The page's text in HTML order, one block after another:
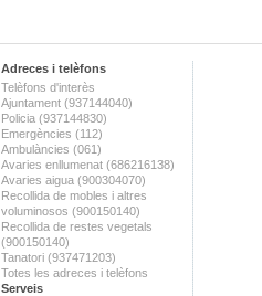
Adreces i telèfons
Telèfons d'interès
Ajuntament (937144040)
Policia (937144830)
Emergències (112)
Ambulàncies (061)
Avaries enllumenat (686216138)
Avaries aigua (900304070)
Recollida de mobles i altres
voluminosos (900150140)
Recollida de restes vegetals
(900150140)
Tanatori (937471203)
Totes les adreces i telèfons
Serveis